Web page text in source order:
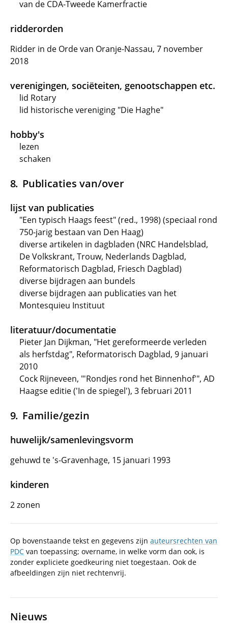
van de CDA-Tweede Kamerfractie
ridderorden
Ridder in de Orde van Oranje-Nassau, 7 november
2018
verenigingen, sociëteiten, genootschappen etc.
lid Rotary
lid historische vereniging "Die Haghe"
hobby's
lezen
schaken
Publicaties van/over
lijst van publicaties
"Een typisch Haags feest" (red., 1998) (speciaal rond
750-jarig bestaan van Den Haag)
diverse artikelen in dagbladen (NRC Handelsblad,
De Volkskrant, Trouw, Nederlands Dagblad,
Reformatorisch Dagblad, Friesch Dagblad)
diverse bijdragen aan bundels
diverse bijdragen aan publicaties van het
Montesquieu Instituut
literatuur/documentatie
Pieter Jan Dijkman, "Het gereformeerde verleden
als herfstdag", Reformatorisch Dagblad, 9 januari
2010
Cock Rijneveen, "'Rondjes rond het Binnenhof'", AD
Haagse editie ('In de spiegel'), 3 februari 2011
Familie/gezin
huwelijk/samenlevingsvorm
gehuwd te 's-Gravenhage, 15 januari 1993
kinderen
2 zonen
Op bovenstaande tekst en gegevens zijn auteursrechten van
PDC van toepassing; overname, in welke vorm dan ook, is
zonder expliciete goedkeuring niet toegestaan. Ook de
afbeeldingen zijn niet rechtenvrij.
Nieuws